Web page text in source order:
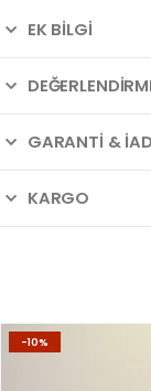
EK BILGI
GARANTI &
KARGO
-10%